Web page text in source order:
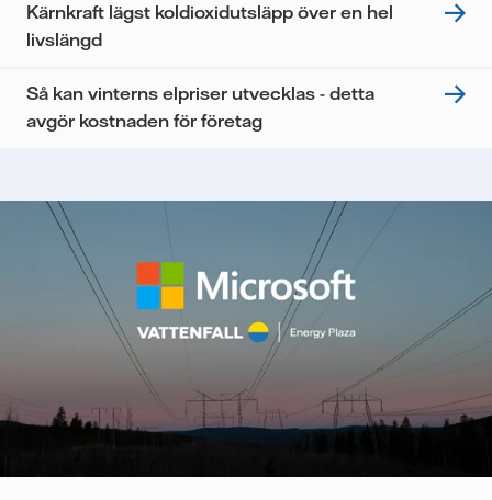
Kärnkraft lägst koldioxidutsläpp över en hel
livslängd
Så kan vinterns elpriser utvecklas - detta
avgör kostnaden för företag